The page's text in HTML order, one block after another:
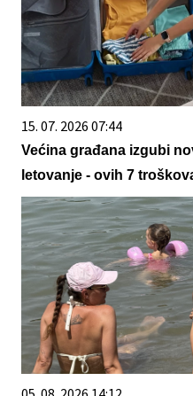
15. 07. 2026 07:44
Većina građana izgubi
letovanje - ovih 7